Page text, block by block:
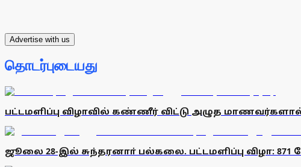
Advertise with us
தொடர்புடையது
பட்டமளிப்பு விழாவில் கண்ணீர் விட்டு அழுத மாணவர்களால்
ஜூலை 28-இல் சுந்தரனாா் பல்கலை. பட்டமளிப்பு விழா: 871